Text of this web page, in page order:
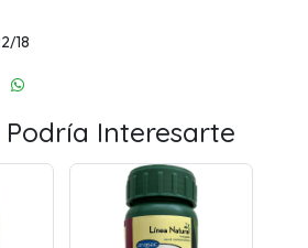
18
Interesarte